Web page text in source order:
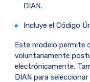
DIAN.
Incluye el Código
Este modelo permite
voluntariamente
electrónicamente.
DIAN para